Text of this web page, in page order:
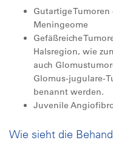
Gutartige
Meningeome
Gefäßreiche
Halsregion, wie
auch
Glomus-jugulare-
benannt werden.
Juvenile
Wie sieht die